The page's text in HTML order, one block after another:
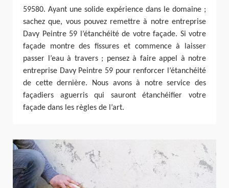
59580. Ayant une solide expérience dans le domaine ;
sachez que, vous pouvez remettre à notre entreprise
Davy Peintre 59 l’étanchéité de votre façade. Si votre
façade montre des fissures et commence à laisser
passer l’eau à travers ; pensez à faire appel à notre
entreprise Davy Peintre 59 pour renforcer l’étanchéité
de cette dernière. Nous avons à notre service des
façadiers aguerris qui sauront étanchéifier votre
façade dans les règles de l’art.